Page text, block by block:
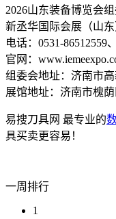
2026山东装备博览会
新丞华国际会展（山
电话：0531-86512559
官网：
组委会地址：济南市
展馆地址：济南市槐
易搜刀具网 最专业的
具买卖更容易！
一周排行
1